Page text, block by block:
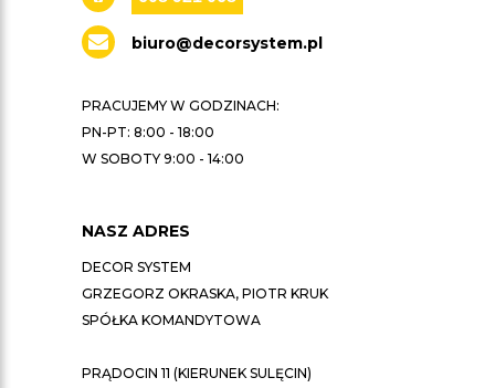
biuro@decorsystem.pl
PRACUJEMY W GODZINACH:
PN-PT: 8:00 - 18:00
W SOBOTY 9:00 - 14:00
NASZ ADRES
DECOR SYSTEM
GRZEGORZ OKRASKA, PIOTR KRUK
SPÓŁKA KOMANDYTOWA
PRĄDOCIN 11 (KIERUNEK SULĘCIN)